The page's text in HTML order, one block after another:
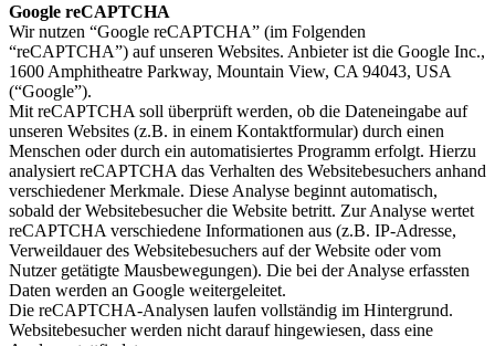
Google reCAPTCHA
Wir nutzen “Google reCAPTCHA” (im Folgenden
“reCAPTCHA”) auf unseren Websites. Anbieter ist die Google Inc.,
1600 Amphitheatre Parkway, Mountain View, CA 94043, USA
(“Google”).
Mit reCAPTCHA soll überprüft werden, ob die Dateneingabe auf
unseren Websites (z.B. in einem Kontaktformular) durch einen
Menschen oder durch ein automatisiertes Programm erfolgt. Hierzu
analysiert reCAPTCHA das Verhalten des Websitebesuchers anhand
verschiedener Merkmale. Diese Analyse beginnt automatisch,
sobald der Websitebesucher die Website betritt. Zur Analyse wertet
reCAPTCHA verschiedene Informationen aus (z.B. IP-Adresse,
Verweildauer des Websitebesuchers auf der Website oder vom
Nutzer getätigte Mausbewegungen). Die bei der Analyse erfassten
Daten werden an Google weitergeleitet.
Die reCAPTCHA-Analysen laufen vollständig im Hintergrund.
Websitebesucher werden nicht darauf hingewiesen, dass eine